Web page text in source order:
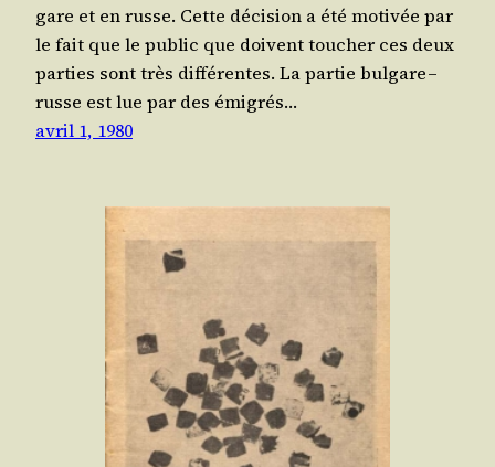
gare et en russe. Cette déci­sion a été moti­vée par
le fait que le public que doivent tou­cher ces deux
par­ties sont très dif­fé­rentes. La par­tie bul­gare –
russe est lue par des émi­grés…
avril 1, 1980